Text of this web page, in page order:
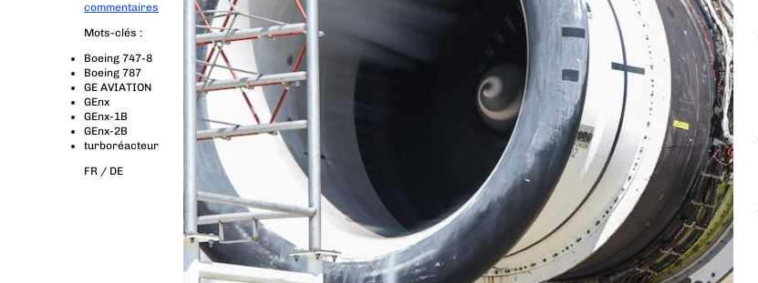
commentaires
Mots-clés :
Boeing 747-8
Boeing 787
GE AVIATION
GEnx
GEnx-1B
GEnx-2B
turboréacteur
FR / DE